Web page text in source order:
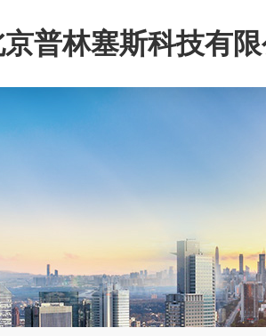
普林塞斯科技有